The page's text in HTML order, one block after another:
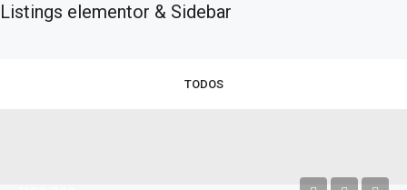
Listings elementor & Sidebar
TODOS